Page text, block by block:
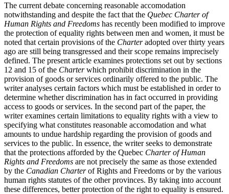
The current debate concerning reasonable accomodation
notwithstanding and despite the fact that the Quebec Charter of
Human Rights and Freedoms has recently been modified to improve
the protection of equality rights between men and women, it must be
noted that certain provisions of the Charteradopted over thirty years
ago are still being transgressed and their scope remains imprecisely
defined. The present article examines protections set out by sections
12 and 15 of the Charterwhich prohibit discrimination in the
provision of goods or services ordinarily offered to the public. The
writer analyses certain factors which must be established in order to
determine whether discrimination has in fact occurred in providing
access to goods or services. In the second part of the paper, the
writer examines certain limitations to equality rights with a view to
specifying what constitutes reasonable accomodation and what
amounts to undue hardship regarding the provision of goods and
services to the public. In essence, the writer seeks to demonstrate
that the protections afforded by the Quebec Charter of Human
Rights and Freedoms are not precisely the same as those extended
by the Canadian Charterof Rights and Freedoms or by the various
human rights statutes of the other provinces. By taking into account
these differences, better protection of the right to equality is ensured.